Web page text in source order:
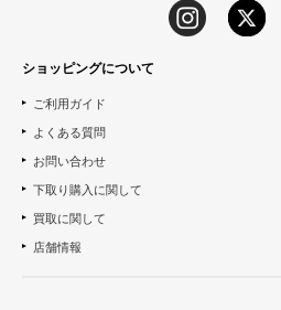
ショッピングについて
ご利用ガイド
よくある質問
お問い合わせ
下取り購入に関して
買取に関して
店舗情報